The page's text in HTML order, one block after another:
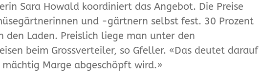
Sara Howald koordiniert das Angebot. Die Preise
und -gärtnern selbst fest. 30 Prozent
den Laden. Preislich liege man unter den
beim Grossverteiler, so Gfeller. «Das deutet darauf
Marge abgeschöpft wird.»